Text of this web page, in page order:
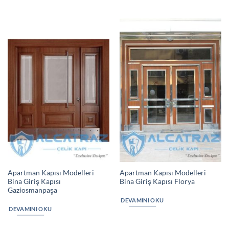
Apartman Kapısı Modelleri
Bina Giriş Kapısı
Gaziosmanpaşa
DEVAMINI OKU
Apartman Kapısı Modelleri
Bina Giriş Kapısı Florya
DEVAMINI OKU